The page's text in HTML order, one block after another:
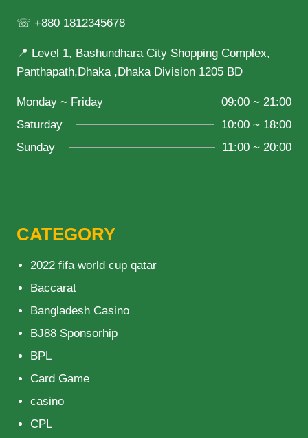
☏ +880 1812345678
📍 Level 1, Bashundhara City Shopping Complex,
Panthapath,Dhaka ,Dhaka Division 1205 BD
Monday ~ Friday
09:00 ~ 21:00
Saturday
10:00 ~ 18:00
Sunday
11:00 ~ 20:00
CATEGORY
2022 fifa world cup qatar
Baccarat
Bangladesh Casino
BJ88 Sponsorhip
BPL
Card Game
casino
CPL